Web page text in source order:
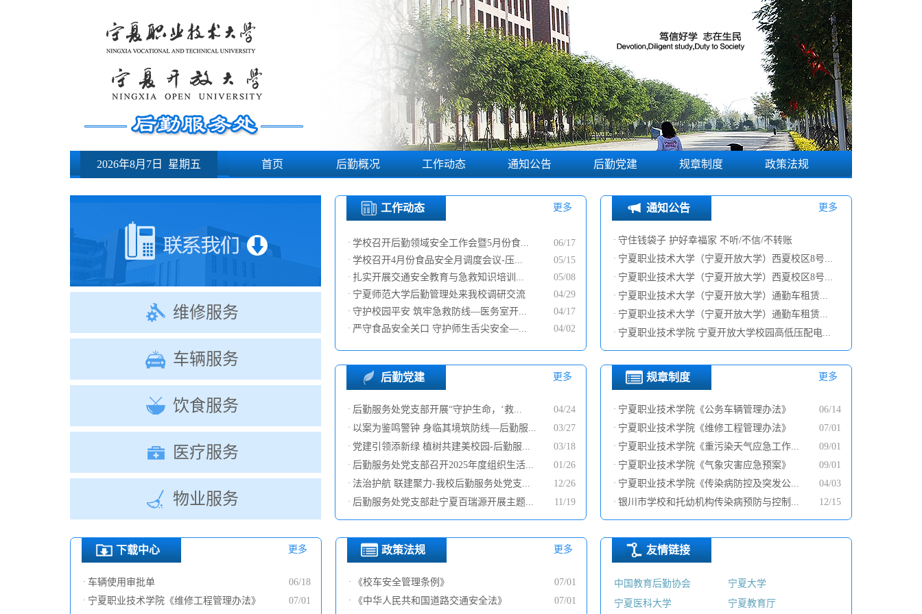
2026年8月7日 星期五 首页 后勤概况
联系我们
工作动态 通知公告 后勤党建 规章制度 政策法规
维修服务
车辆服务
饮食服务
医疗服务
物业服务
工作动态 更多
· 学校召开后勤领域安全工作会暨5月份食... 06/17
· 学校召开4月份食品安全月调度会议-压... 05/15
· 扎实开展交通安全教育与急救知识培训... 05/08
· 宁夏师范大学后勤管理处来我校调研交流 04/29
· 守护校园平安 筑牢急救防线—医务室开... 04/17
· 严守食品安全关口 守护师生舌尖安全—... 04/02
通知公告 更多
· 守住钱袋子 护好幸福家 不听/不信/不转账
· 宁夏职业技术大学（宁夏开放大学）西夏校区8号...
· 宁夏职业技术大学（宁夏开放大学）西夏校区8号...
· 宁夏职业技术大学（宁夏开放大学）通勤车租赁...
· 宁夏职业技术大学（宁夏开放大学）通勤车租赁...
· 宁夏职业技术学院 宁夏开放大学校园高低压配电...
后勤党建 更多
· 后勤服务处党支部开展“守护生命，‘救... 04/24
· 以案为鉴鸣警钟 身临其境筑防线—后勤服... 03/27
· 党建引领添新绿 植树共建美校园-后勤服... 03/18
· 后勤服务处党支部召开2025年度组织生活... 01/26
· 法治护航 联建聚力-我校后勤服务处党支... 12/26
· 后勤服务处党支部赴宁夏百瑞源开展主题... 11/19
规章制度 更多
· 宁夏职业技术学院《公务车辆管理办法》 06/14
· 宁夏职业技术学院《维修工程管理办法》 07/01
· 宁夏职业技术学院《重污染天气应急工作... 09/01
· 宁夏职业技术学院《气象灾害应急预案》 09/01
· 宁夏职业技术学院《传染病防控及突发公... 04/03
· 银川市学校和托幼机构传染病预防与控制... 12/15
下载中心 更多
· 车辆使用审批单 06/18
· 宁夏职业技术学院《维修工程管理办法》 07/01
政策法规 更多
· 《校车安全管理条例》 07/01
· 《中华人民共和国道路交通安全法》 07/01
友情链接
中国教育后勤协会
宁夏大学
宁夏医科大学
宁夏教育厅